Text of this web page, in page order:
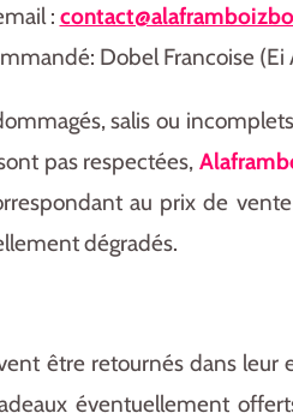
:
Dobel Francoise
salis ou
pas respectées,
au prix de
dégradés.
être retournés dans leur
éventuellement